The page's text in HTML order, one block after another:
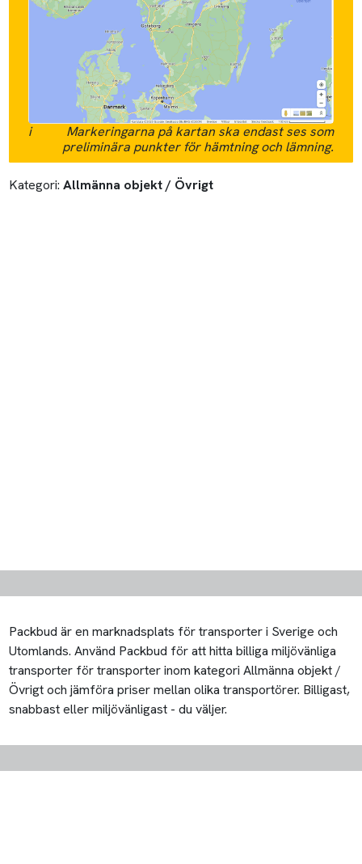
i
Markeringarna på kartan ska endast ses som
preliminära punkter för hämtning och lämning.
Kategori: Allmänna objekt / Övrigt
Packbud är en marknadsplats för transporter i Sverige och
Utomlands. Använd Packbud för att hitta billiga miljövänliga
transporter för transporter inom kategori Allmänna objekt /
Övrigt och jämföra priser mellan olika transportörer. Billigast,
snabbast eller miljövänligast - du väljer.